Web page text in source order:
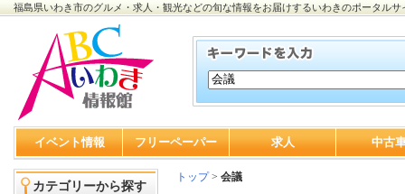
福島県いわき市のグルメ・求人・観光などの旬な情報をお届けするいわきのポータルサ
イベント情報 フリーペーパー 求人 中古
カテゴリーから探す
トップ> 会議